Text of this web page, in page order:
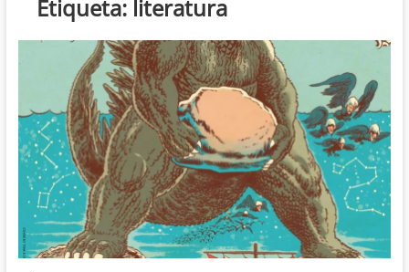
Etiqueta: literatura